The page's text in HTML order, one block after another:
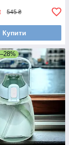
545 ₴
Купити
–28%